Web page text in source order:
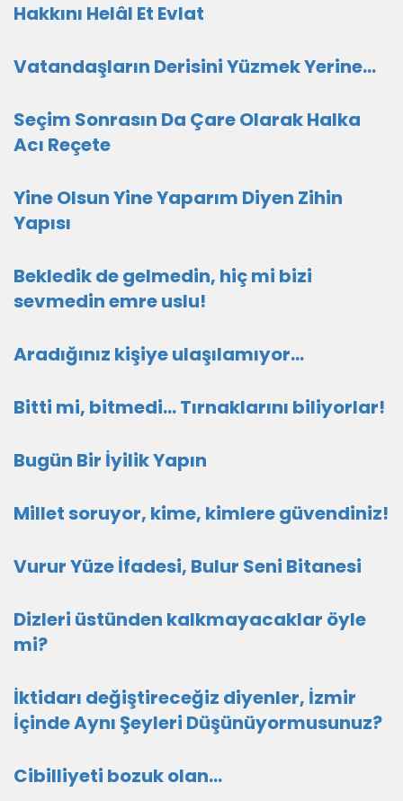
Hakkını Helâl Et Evlat
Vatandaşların Derisini Yüzmek Yerine…
Seçim Sonrasın Da Çare Olarak Halka
Acı Reçete
Yine Olsun Yine Yaparım Diyen Zihin
Yapısı
Bekledik de gelmedin, hiç mi bizi
sevmedin emre uslu!
Aradığınız kişiye ulaşılamıyor...
Bitti mi, bitmedi... Tırnaklarını biliyorlar!
Bugün Bir İyilik Yapın
Millet soruyor, kime, kimlere güvendiniz!
Vurur Yüze İfadesi, Bulur Seni Bitanesi
Dizleri üstünden kalkmayacaklar öyle
mi?
İktidarı değiştireceğiz diyenler, İzmir
İçinde Aynı Şeyleri Düşünüyormusunuz?
Cibilliyeti bozuk olan...